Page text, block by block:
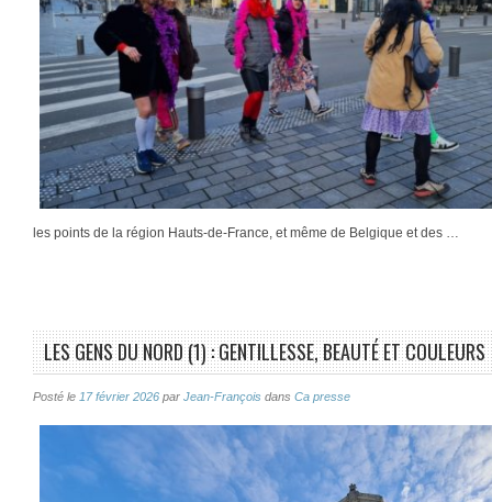
les points de la région Hauts-de-France, et même de Belgique et des …
LES GENS DU NORD (1) : GENTILLESSE, BEAUTÉ ET COULEURS
Posté le 17 février 2026 par Jean-François dans Ca presse